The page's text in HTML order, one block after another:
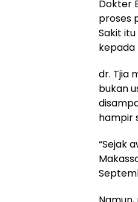
Dokter
proses
Sakit
kepada
dr. Tjia
bukan
hampir
“Sejak